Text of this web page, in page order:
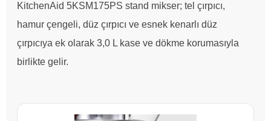
KitchenAid 5KSM175PS stand mikser; tel çırpıcı,
hamur çengeli, düz çırpıcı ve esnek kenarlı düz
çırpıcıya ek olarak 3,0 L kase ve dökme korumasıyla
birlikte gelir.